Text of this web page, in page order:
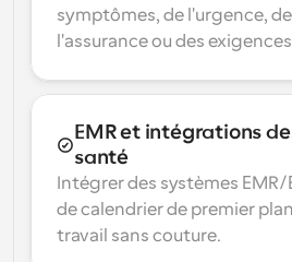
symptômes, de l'urgence,
l'assurance ou des
EMR et intégrations
santé
Intégrer des systèmes EMR/
de calendrier de premier
travail sans couture.